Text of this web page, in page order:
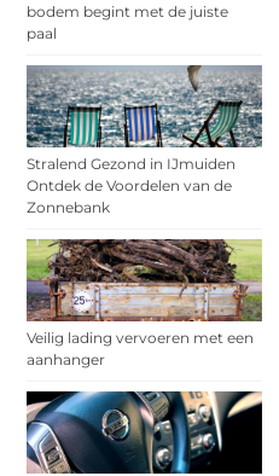
bodem begint met de juiste
paal
Stralend Gezond in IJmuiden
Ontdek de Voordelen van de
Zonnebank
Veilig lading vervoeren met een
aanhanger